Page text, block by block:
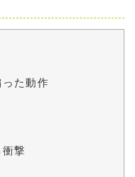
った動作
撃